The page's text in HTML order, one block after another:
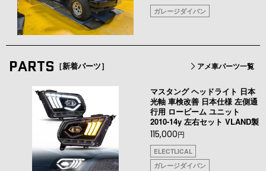
ガレージダイバン
PARTS ［新着パーツ］ アメ車パーツ一覧
マスタング ヘッドライト 日本
光軸 車検改善 日本仕様 左側通
行用 ロービーム ユニット
2010-14y 左右セット VLAND製
115,000円
ELECTLICAL
ガレージダイバン